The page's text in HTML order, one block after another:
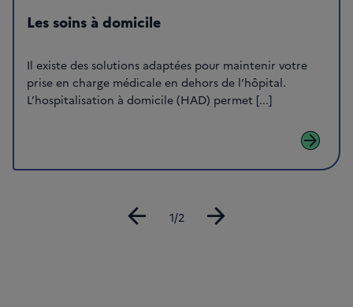
Les soins à domicile
Il existe des solutions adaptées pour maintenir votre
prise en charge médicale en dehors de l’hôpital.
L’hospitalisation à domicile (HAD) permet [...]
arrow_forward
arrow_back arrow_forward
Diapositive
1/2